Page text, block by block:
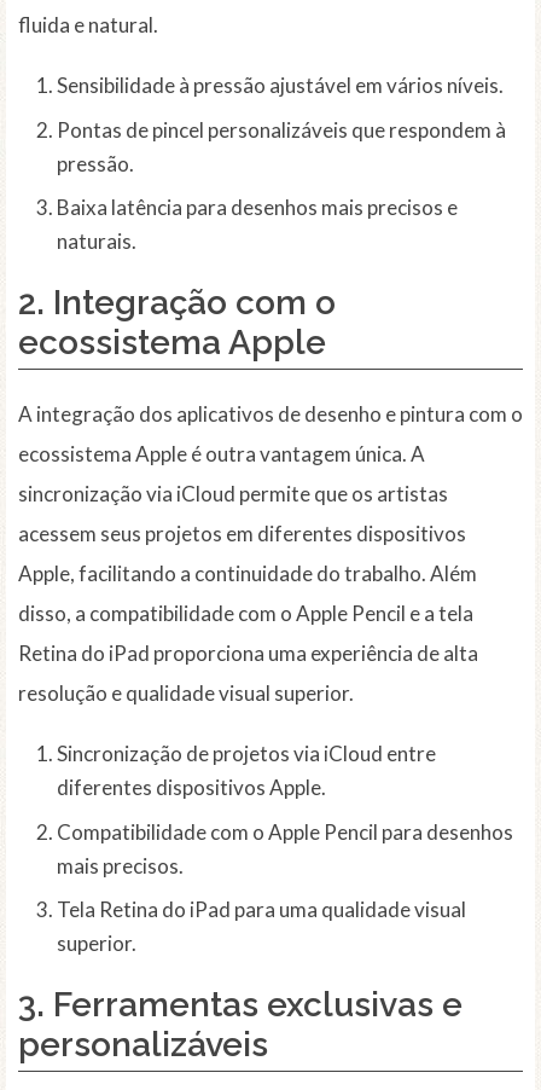
fluida e natural.
Sensibilidade à pressão ajustável em vários níveis.
Pontas de pincel personalizáveis que respondem à
pressão.
Baixa latência para desenhos mais precisos e
naturais.
2. Integração com o
ecossistema Apple
A integração dos aplicativos de desenho e pintura com o
ecossistema Apple é outra vantagem única. A
sincronização via iCloud permite que os artistas
acessem seus projetos em diferentes dispositivos
Apple, facilitando a continuidade do trabalho. Além
disso, a compatibilidade com o Apple Pencil e a tela
Retina do iPad proporciona uma experiência de alta
resolução e qualidade visual superior.
Sincronização de projetos via iCloud entre
diferentes dispositivos Apple.
Compatibilidade com o Apple Pencil para desenhos
mais precisos.
Tela Retina do iPad para uma qualidade visual
superior.
3. Ferramentas exclusivas e
personalizáveis